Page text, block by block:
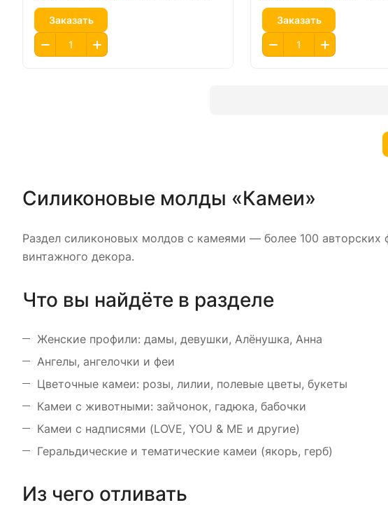
Заказать Заказать
Силиконовые молды «Камеи»
Раздел силиконовых молдов с камеями — более 100
винтажного декора.
Что вы найдёте в разделе
Женские профили: дамы, девушки, Алёнушка, Анна
Ангелы, ангелочки и феи
Цветочные камеи: розы, лилии, полевые цветы, букеты
Камеи с животными: зайчонок, гадюка, бабочки
Камеи с надписями (LOVE, YOU & ME и другие)
Геральдические и тематические камеи (якорь, герб)
Из чего отливать